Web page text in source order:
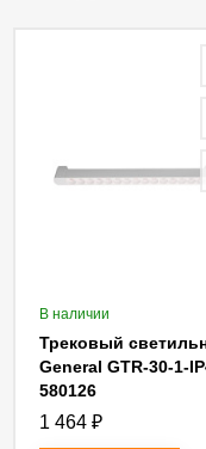
В наличии
Трековый
General GTR-30-1-
580126
1 464 ₽